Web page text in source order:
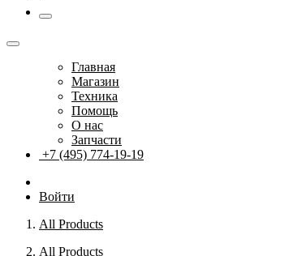
Главная
Магазин
Техника
Помощь
О нас
Запчасти
+7 (495) 774-19-19
Войти
All Products
All Products